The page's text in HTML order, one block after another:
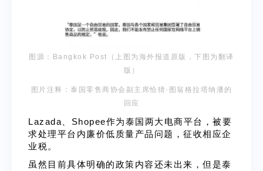
图源：Bangkok Post（上图为海外报道原版，下图为翻译
版）
图片注释：泰国零售商协会副主席恰猜·图翁格拉塔纳潘的
回应
Lazada、Shopee作为泰国两大电商平台，被要
求处理平台内廉价低质量产品问题，征收相应企
业税。
虽然目前具体明确的政策内容还未出来，但是泰